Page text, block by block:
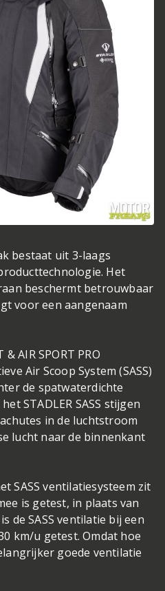
bestaat uit 3-laags
Het
beschermt betrouwbaar
voor een aangenaam
& AIR SPORT PRO
Air Scoop System (SASS)
de spatwaterdichte
STADLER SASS stijgen
in de luchtstroom
lucht naar de binnenkant
SASS ventilatiesysteem zit
is getest, in plaats van
de SASS ventilatie bij een
km/u getest. Omdat hoe
goede ventilatie